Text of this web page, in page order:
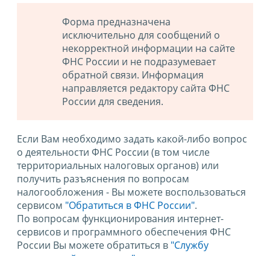
Форма предназначена
исключительно для сообщений о
некорректной информации на сайте
ФНС России и не подразумевает
обратной связи. Информация
направляется редактору сайта ФНС
России для сведения.
Если Вам необходимо задать какой-либо вопрос
о деятельности ФНС России (в том числе
территориальных налоговых органов) или
получить разъяснения по вопросам
налогообложения - Вы можете воспользоваться
сервисом "Обратиться в ФНС России".
По вопросам функционирования интернет-
сервисов и программного обеспечения ФНС
России Вы можете обратиться в "Службу